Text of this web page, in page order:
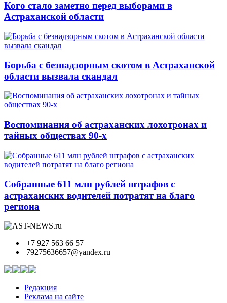
Кого стало заметно перед выборами в
Астраханской области
Борьба с безнадзорным скотом в Астраханской
области вызвала скандал
Воспоминания об астраханских лохотронах и
тайных обществах 90-х
Собранные 611 млн рублей штрафов с
астраханских водителей потратят на благо
региона
+7 927 563 66 57
79275636657@yandex.ru
Редакция
Реклама на сайте